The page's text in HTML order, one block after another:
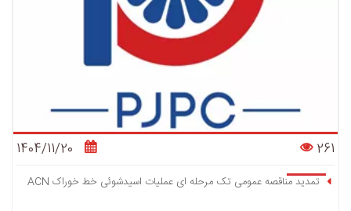
1404/11/20 261
تمدید مناقصه عمومی تک مرحله ای عملیات اسیدشوئی خط خوراک ACN